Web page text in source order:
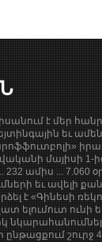
է մեր
եւ
մայիսի 1-
ամիս ... 7.060
եւ ավելի
է «Գինեսի
ելումուտ ունի
նկարահանումներ
շուրջ